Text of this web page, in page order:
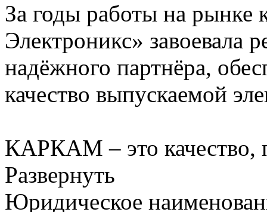
За годы работы на
Электроникс» завоевала
надёжного партнёра,
качество выпускаемой
КАРКАМ – это качество,
Развернуть
Юридическое